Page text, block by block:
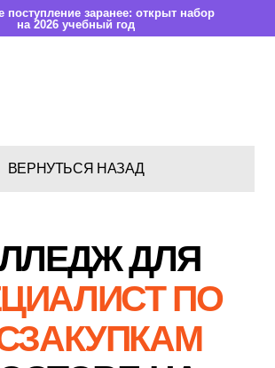
поступление заранее: открыт набор
на 2026 учебный год
ДЛЯ
ПО
ВЕРНУТЬСЯ НАЗАД